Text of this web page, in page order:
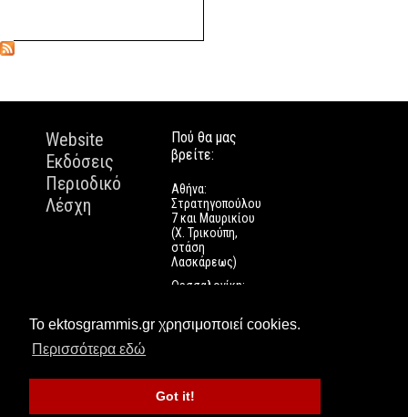
Το ektosgrammis.gr χρησιμοποιεί cookies.
Περισσότερα εδώ
Got it!
Website
Εκδόσεις
Περιοδικό
Λέσχη
Πού θα μας
βρείτε:
Αθήνα:
Στρατηγοπούλου
7 και Μαυρικίου
(Χ. Τρικούπη,
στάση
Λασκάρεως)
Θεσσαλονίκη:
Πάτρα: Τριών